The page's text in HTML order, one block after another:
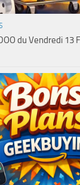
du Vendredi 13